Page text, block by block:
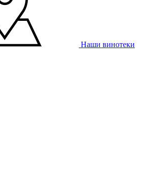
Наши винотеки